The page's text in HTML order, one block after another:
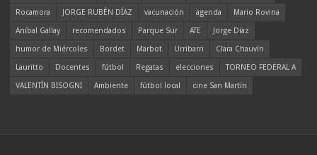
Rocamora
JORGE RUBÉN DÍAZ vacunación agenda
Mario Rovina
Aníbal Gallay
recomendados Parque Sur ATE
Jorge Díaz
humor de Miércoles
Bordet Marbot Urribarri
Clara Chauvín
Lauritto
Docentes fútbol Regatas elecciones
TORNEO FEDERAL A
VALENTÍN BISOGNI
Ambiente fútbol local cine San Martín